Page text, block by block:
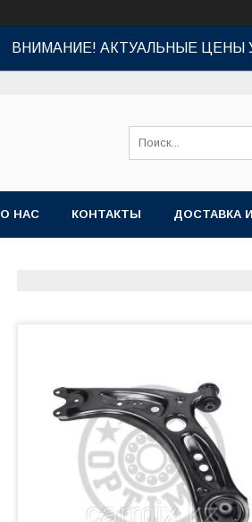
ВНИМАНИЕ! АКТУАЛЬНЫЕ ЦЕНЫ
О НАС КОНТАКТЫ ДОСТАВКА